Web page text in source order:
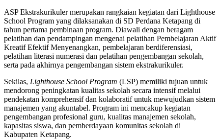
ASP Ekstrakurikuler merupakan rangkaian kegiatan dari Lighthouse
School Program yang dilaksanakan di SD Perdana Ketapang di
tahun pertama pembinaan program. Diawali dengan beragam
pelatihan dan pendampingan mengenai pelatihan Pembelajaran Aktif
Kreatif Efektif Menyenangkan, pembelajaran berdiferensiasi,
pelatihan literasi numerasi dan pelatihan pengembangan sekolah,
serta pada akhirnya pengembangan sistem ekstrakurikuler.
Sekilas, Lighthouse School Program (LSP) memiliki tujuan untuk
mendorong peningkatan kualitas sekolah secara intensif melalui
pendekatan komprehensif dan kolaboratif untuk mewujudkan sistem
manajemen yang akuntabel. Program ini mencakup kegiatan
pengembangan profesional guru, kualitas manajemen sekolah,
kapasitas siswa, dan pemberdayaan komunitas sekolah di
Kabupaten Ketapang.